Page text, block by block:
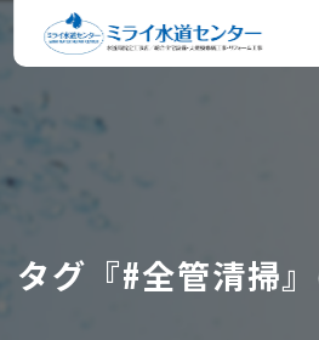
タグ『#全管清掃